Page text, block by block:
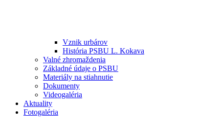
Vznik urbárov
História PSBU L. Kokava
Valné zhromaždenia
Základné údaje o PSBU
Materiály na stiahnutie
Dokumenty
Videogaléria
Aktuality
Fotogaléria